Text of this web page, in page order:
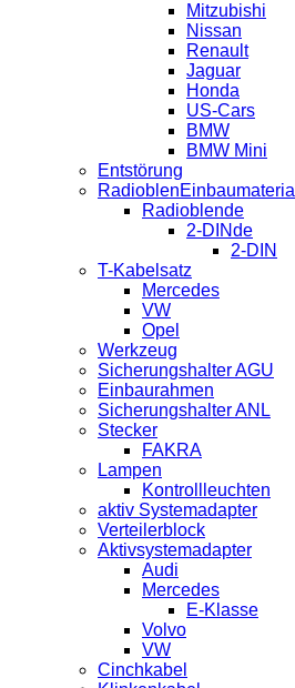
Mitzubishi
Nissan
Renault
Jaguar
Honda
US-Cars
BMW
BMW Mini
Entstörung
RadioblenEinbaumaterial
Radioblende
2-DINde
2-DIN
T-Kabelsatz
Mercedes
VW
Opel
Werkzeug
Sicherungshalter AGU
Einbaurahmen
Sicherungshalter ANL
Stecker
FAKRA
Lampen
Kontrollleuchten
aktiv Systemadapter
Verteilerblock
Aktivsystemadapter
Audi
Mercedes
E-Klasse
Volvo
VW
Cinchkabel